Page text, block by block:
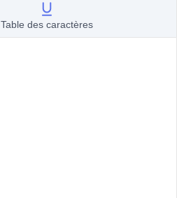
Table des caractères